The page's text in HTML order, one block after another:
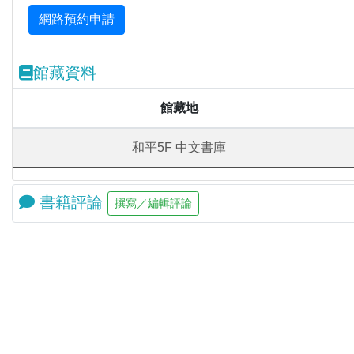
館藏資料
館藏地
和平5F 中文書庫
書籍評論